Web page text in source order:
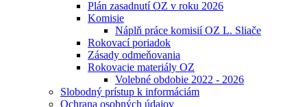
Plán zasadnutí OZ v roku 2026
Komisie
Náplň práce komisií OZ L. Sliače
Rokovací poriadok
Zásady odmeňovania
Rokovacie materiály OZ
Volebné obdobie 2022 - 2026
Slobodný prístup k informáciám
Ochrana osobných údajov